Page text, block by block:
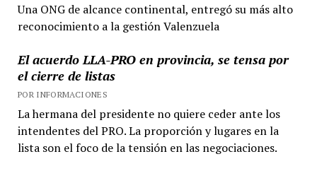
Una ONG de alcance continental, entregó su más alto
reconocimiento a la gestión Valenzuela
El acuerdo LLA-PRO en provincia, se tensa por
el cierre de listas
POR INFORMACIONES
La hermana del presidente no quiere ceder ante los
intendentes del PRO. La proporción y lugares en la
lista son el foco de la tensión en las negociaciones.